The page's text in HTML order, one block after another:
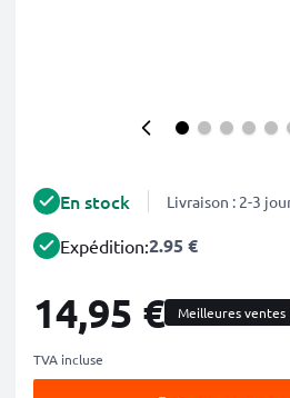
En stock Livraison : 2-3
Expédition:2.95 €
14,95 € Meilleures ventes
TVA incluse